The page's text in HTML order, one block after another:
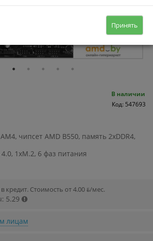
В наличии
Код: 547693
чипсет AMD B550, память 2xDDR4,
1xM.2, 6 фаз питания
кредит. Стоимость от 4.00 ƃ/мec.
5.29
лицам
Принять